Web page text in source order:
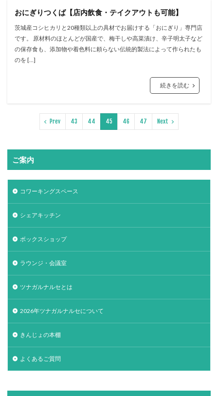
おにぎりつくば【店内飲食・テイクアウトも可能】
茨城産コシヒカリと20種類以上の具材でお届けする「おにぎり」専⾨店
です。 原材料のほとんどが国産で、梅⼲しや⾼菜漬け、⾟⼦明太⼦など
の保存⾷も、添加物や着⾊料に頼らない伝統的製法によって作られたも
のを […]
続きを読む
Prev 43 44 45 46 47 Next
ご案内
コワーキングスペース
シェアキッチン
ボックスショップ
ラウンジ・会議室
ツナガルナルセとは
2026年ツナガルナルセについて
きんじょの本棚
よくあるご質問